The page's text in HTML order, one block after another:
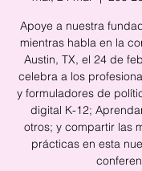
Apoye a nuestra
mientras habla en la
Austin, TX, el 24 de
celebra a los
y formuladores de
digital K-12;
otros; y compartir las
prácticas en esta